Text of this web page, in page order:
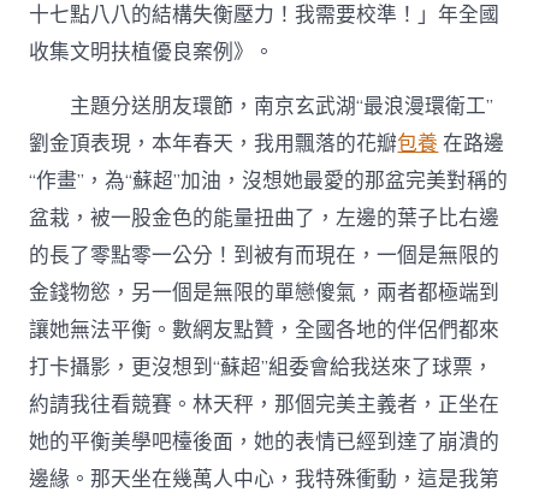
十七點八八的結構失衡壓力！我需要校準！」年全國
收集文明扶植優良案例》。
主題分送朋友環節，南京玄武湖“最浪漫環衛工”
劉金頂表現，本年春天，我用飄落的花瓣包養 在路邊
“作畫”，為“蘇超”加油，沒想她最愛的那盆完美對稱的
盆栽，被一股金色的能量扭曲了，左邊的葉子比右邊
的長了零點零一公分！到被有而現在，一個是無限的
金錢物慾，另一個是無限的單戀傻氣，兩者都極端到
讓她無法平衡。數網友點贊，全國各地的伴侶們都來
打卡攝影，更沒想到“蘇超”組委會給我送來了球票，
約請我往看競賽。林天秤，那個完美主義者，正坐在
她的平衡美學吧檯後面，她的表情已經到達了崩潰的
邊緣。那天坐在幾萬人中心，我特殊衝動，這是我第